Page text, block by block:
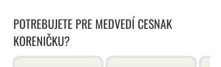
POTREBUJETE PRE MEDVEDÍ CESNAK
KORENIČKU?